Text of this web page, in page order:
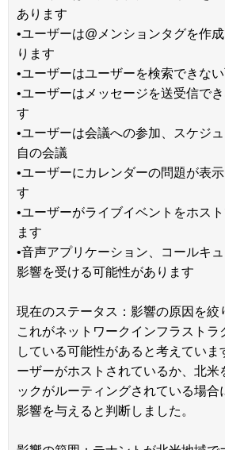
あります
•ユーザーは@メンションタグを作
ります
•ユーザーはユーザーを検索できな
•ユーザーはメッセージを送受信で
す
•ユーザーは会議への参加、スケジ
自の会議
•ユーザーにカレンダーの問題が表
す
•ユーザーがライブイベントをホス
ます
•音声アプリケーション、コールキ
影響を受ける可能性があります
現在のステータス：影響の原因を絞
これがネットワークインフラストラ
している可能性があると考えてい
ーザーがホストされているか、北米
ックがルーティングされている場合
影響を与えると判断しました。